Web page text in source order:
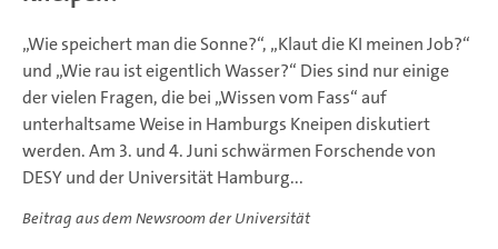
„Wie speichert man die Sonne?“, „Klaut die KI meinen Job?“
und „Wie rau ist eigentlich Wasser?“ Dies sind nur einige
der vielen Fragen, die bei „Wissen vom Fass“ auf
unterhaltsame Weise in Hamburgs Kneipen diskutiert
werden. Am 3. und 4. Juni schwärmen Forschende von
DESY und der Universität Hamburg...
Beitrag aus dem Newsroom der Universität